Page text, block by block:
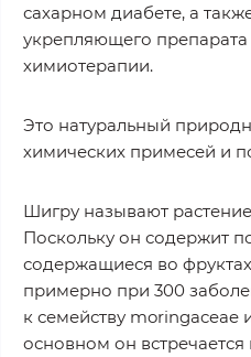
сахарном диабете, а
укрепляющего препарата
химиотерапии.
Это натуральный
химических примесей и
Шигру называют
Поскольку он содержит
содержащиеся во
примерно при 300
к семейству moringaceae
основном он встречается